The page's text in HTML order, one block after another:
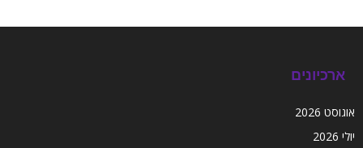
ארכיונים
אוגוסט 2026
יולי 2026